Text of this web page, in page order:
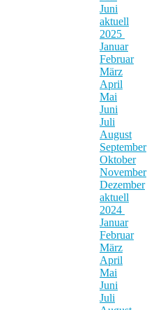
Juni
aktuell
2025
Januar
Februar
März
April
Mai
Juni
Juli
August
September
Oktober
November
Dezember
aktuell
2024
Januar
Februar
März
April
Mai
Juni
Juli